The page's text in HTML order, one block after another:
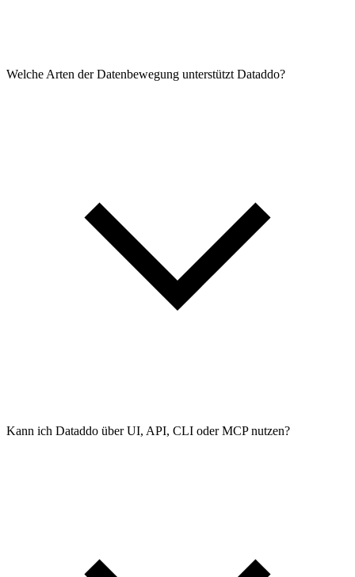
Welche Arten der Datenbewegung unterstützt Dataddo?
Kann ich Dataddo über UI, API, CLI oder MCP nutzen?